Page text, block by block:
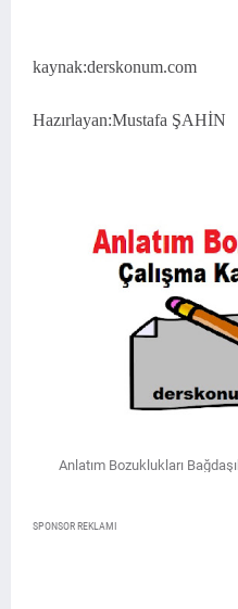
kaynak:derskonum.com
Hazırlayan:Mustafa ŞAHİN
Anlatım Bozuklukları
SPONSOR REKLAMI